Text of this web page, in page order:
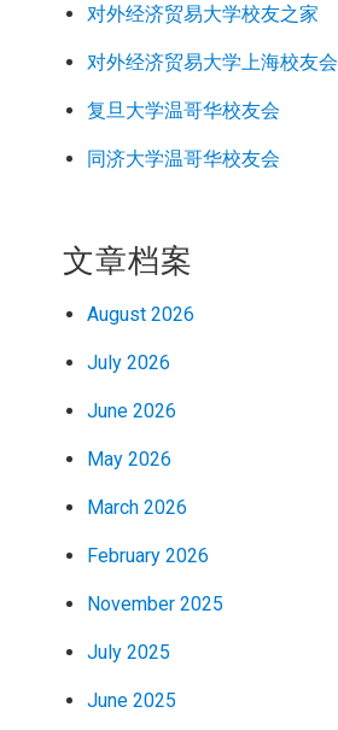
对外经济贸易大学校友之家
对外经济贸易大学上海校友会
复旦大学温哥华校友会
同济大学温哥华校友会
文章档案
August 2026
July 2026
June 2026
May 2026
March 2026
February 2026
November 2025
July 2025
June 2025